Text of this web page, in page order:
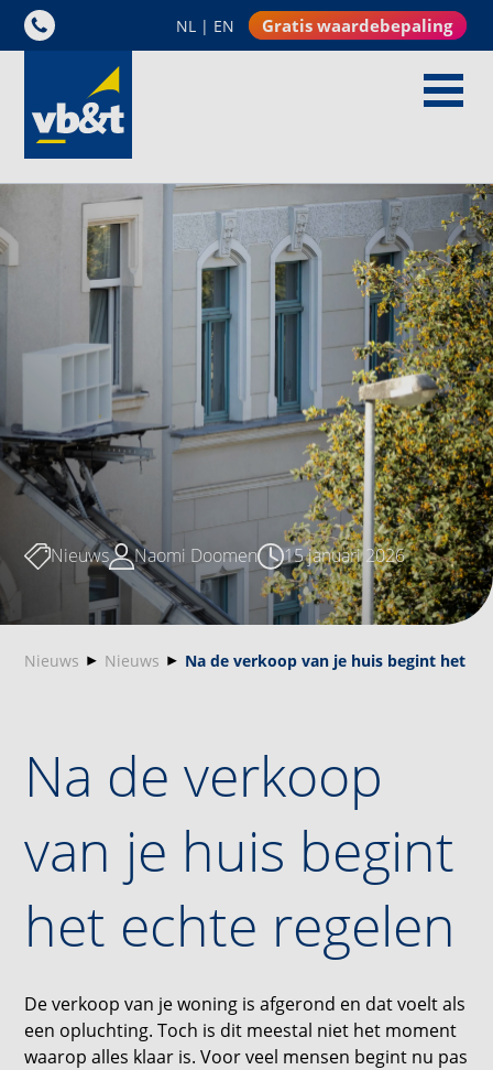
NL | EN Gratis waardebepaling
Nieuws Naomi Doomen 15 januari 2026
Nieuws Nieuws Na de verkoop van je huis begint het
Na de verkoop
van je huis begint
het echte regelen
De verkoop van je woning is afgerond en dat voelt als
een opluchting. Toch is dit meestal niet het moment
waarop alles klaar is. Voor veel mensen begint nu pas